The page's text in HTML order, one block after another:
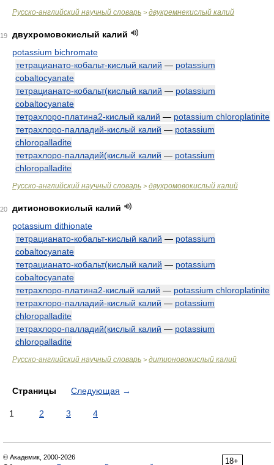
Русско-английский научный словарь > двукремнекислый калий
19
двухромовокислый калий
potassium bichromate
тетрацианато-кобальт-кислый калий — potassium
cobaltocyanate
тетрацианато-кобальт(кислый калий — potassium
cobaltocyanate
тетрахлоро-платина2-кислый калий — potassium chloroplatinite
тетрахлоро-палладий-кислый калий — potassium
chloropalladite
тетрахлоро-палладий(кислый калий — potassium
chloropalladite
Русско-английский научный словарь > двухромовокислый калий
20
дитионовокислый калий
potassium dithionate
тетрацианато-кобальт-кислый калий — potassium
cobaltocyanate
тетрацианато-кобальт(кислый калий — potassium
cobaltocyanate
тетрахлоро-платина2-кислый калий — potassium chloroplatinite
тетрахлоро-палладий-кислый калий — potassium
chloropalladite
тетрахлоро-палладий(кислый калий — potassium
chloropalladite
Русско-английский научный словарь > дитионовокислый калий
Страницы Следующая →
1 2 3 4
18+
© Академик, 2000-2026